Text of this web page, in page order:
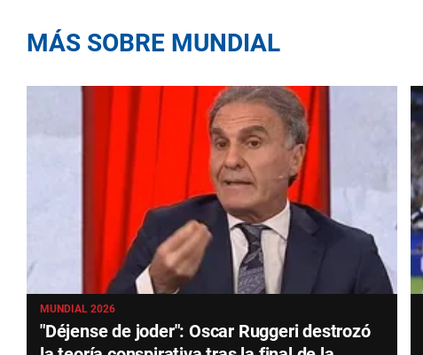
MÁS SOBRE MUNDIAL
MUNDIAL 2026
"Déjense de joder": Oscar Ruggeri destrozó